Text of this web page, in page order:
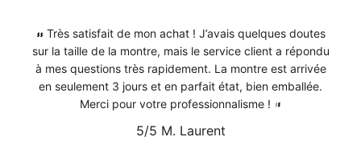
Très satisfait de mon achat ! J’avais quelques doutes
sur la taille de la montre, mais le service client a répondu
à mes questions très rapidement. La montre est arrivée
en seulement 3 jours et en parfait état, bien emballée.
Merci pour votre professionnalisme !
5/5 M. Laurent